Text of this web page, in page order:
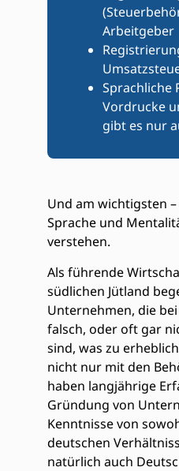
Arbeitgeber
Sprachliche
Vordrucke
gibt es nur
Und am wichtigsten
Sprache und
verstehen.
Als führende
südlichen Jütland
Unternehmen, die
falsch, oder oft gar
sind, was zu
nicht nur mit den
haben langjährige
Gründung von
Kenntnisse von
deutschen
natürlich auch